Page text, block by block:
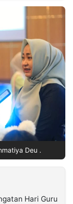
Deu .
Hari Guru